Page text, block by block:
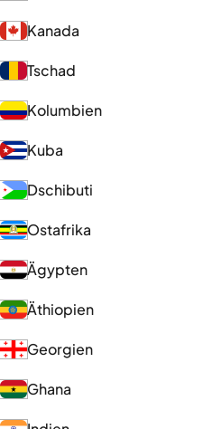
Kanada
Tschad
Kolumbien
Kuba
Dschibuti
Ostafrika
Ägypten
Äthiopien
Georgien
Ghana